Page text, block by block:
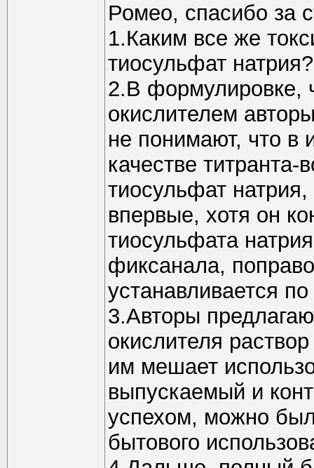
Ромео, спасибо за
1.Каким все же
тиосульфат
2.В формулировке,
окислителем
не понимают, что в
качестве титранта-
тиосульфат
впервые, хотя он
тиосульфата
фиксанала,
устанавливается
3.Авторы
окислителя
им мешает
выпускаемый и
успехом, можно
бытового